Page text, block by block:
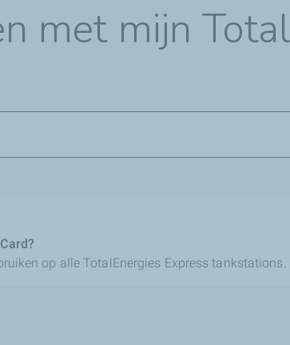
met mijn
op alle TotalEnergies Express tankstations.